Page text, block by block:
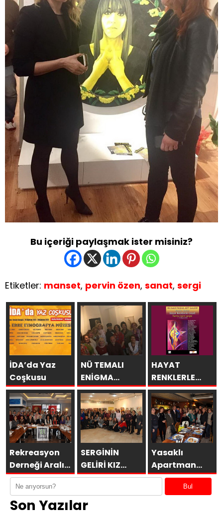
Bu içeriği paylaşmak ister misiniz?
Etiketler: manset, pervin özen, sanat, sergi
İDA’da Yaz
Coşkusu
NÜ TEMALI
ENİGMA
KARMA RESİM
SERGİSİNE
YOĞUN İLGİ
HAYAT
RENKLERLE
GÜZEL
Rekreasyon
Derneği Aralık
/ 2017
Toplantısı
SERGİNİN
GELİRİ KIZ
ÇOCUKLARINA
Yasaklı
Apartman
Okurlarıyla
BuluştuBul
Son Yazılar